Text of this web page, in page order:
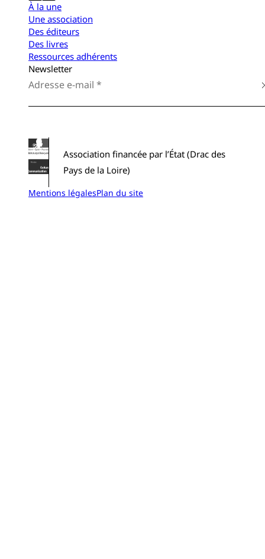
À la une
Une association
Des éditeurs
Des livres
Ressources adhérents
Newsletter
Association financée par l’État (Drac des
Pays de la Loire)
Mentions légalesPlan du site